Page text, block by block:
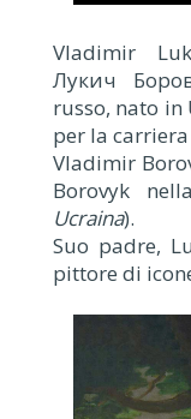
Vladimir
Лукич
russo, nato in
per la
Vladimir
Borovyk
Ucraina).
Suo padre,
pittore di